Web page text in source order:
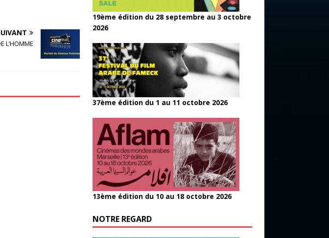
L’HOMME
19ème édition du 28 septembre au 3 octobre
2026
37ème édition du 1 au 11 octobre 2026
13ème édition du 10 au 18 octobre 2026
NOTRE REGARD